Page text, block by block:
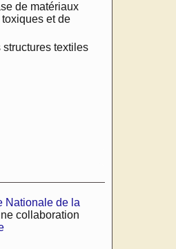
de matériaux
et de
textiles
Nationale de la
collaboration